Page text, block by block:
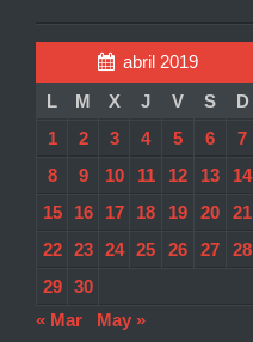
abril 2019
L
M X J V S
D
1
2 3 4 5 6
7
8
9 10 11 12 13
14
15
16 17 18 19 20
21
22
23 24 25 26 27
28
29
30
« Mar
May »